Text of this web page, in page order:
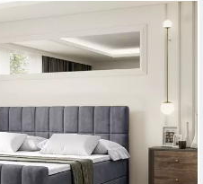
H4, H3 Matratze
Doppelbett mit Fußteil